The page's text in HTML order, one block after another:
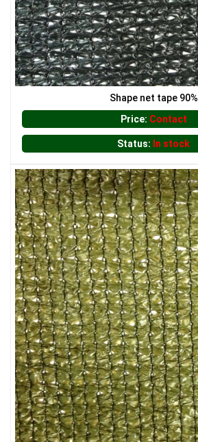
Shape net tape 90%
Price: Contact
Status: In stock